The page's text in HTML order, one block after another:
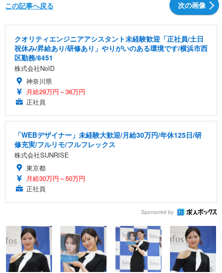
次の画像
この記事へ戻る
クオリティエンジニアアシスタント未経験歓迎「正社員/土日
祝休み/昇給あり/研修あり」やりがいのある環境です/横浜市西
区勤務/8451
株式会社NoID
神奈川県
月給29万円～36万円
正社員
「WEBデザイナー」未経験大歓迎/月給30万円/年休125日/研
修充実/フルリモ/フルフレックス
株式会社SUNRISE
東京都
月給30万円～50万円
正社員
Sponsored by